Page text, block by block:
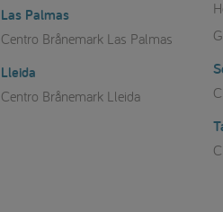
Las Palmas
Centro Brånemark Las Palmas
Lleida
Centro Brånemark Lleida